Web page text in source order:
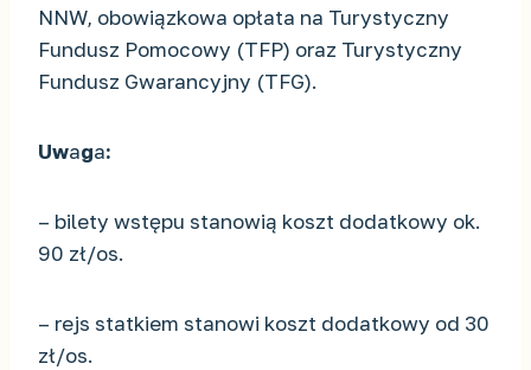
NNW, obowiązkowa opłata na Turystyczny
Fundusz Pomocowy (TFP) oraz Turystyczny
Fundusz Gwarancyjny (TFG).
Uwaga:
– bilety wstępu stanowią koszt dodatkowy ok.
90 zł/os.
– rejs statkiem stanowi koszt dodatkowy od 30
zł/os.